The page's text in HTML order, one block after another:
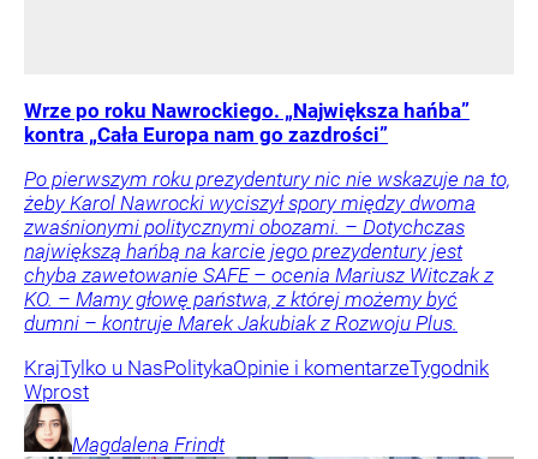
Wrze po roku Nawrockiego. „Największa hańba”
kontra „Cała Europa nam go zazdrości”
Po pierwszym roku prezydentury nic nie wskazuje na to,
żeby Karol Nawrocki wyciszył spory między dwoma
zwaśnionymi politycznymi obozami. – Dotychczas
największą hańbą na karcie jego prezydentury jest
chyba zawetowanie SAFE – ocenia Mariusz Witczak z
KO. – Mamy głowę państwa, z której możemy być
dumni – kontruje Marek Jakubiak z Rozwoju Plus.
KrajTylko u NasPolitykaOpinie i komentarzeTygodnik
Wprost
Magdalena Frindt